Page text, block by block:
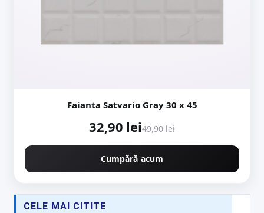
Faianta Satvario Gray 30 x 45
32,90 lei49,90 lei
Cumpără acum
CELE MAI CITITE